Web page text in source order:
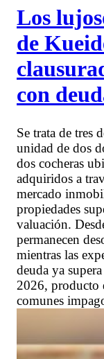
Los
de
con
Se trata de tres
unidad de dos
dos cocheras
adquiridos a
mercado
propiedades
valuación.
permanecen
mientras las
deuda ya
2026, producto
comunes